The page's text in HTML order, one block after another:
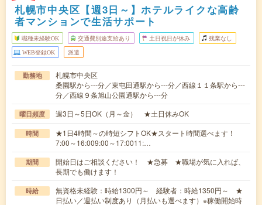
札幌市中央区【週3日～】ホテルライクな高齢
者マンションで生活サポート
職種未経験OK 交通費別途支給あり 土日祝日が休み 残業なし
WEB登録OK 派遣
勤務地
札幌市中央区
桑園駅から---分／東屯田通駅から---分／西線１１条駅から---
分／西線９条旭山公園通駅から---分
曜日頻度 週3日～5日OK（月～金） ★土日休みOK
時間
★1日4時間～の時短シフトOK★スタート時間選べます！
7:00～16:009:00～17:0011:…
期間
開始日はご相談ください！ ★急募 ★職場が気に入れば、
長期でも働けます！
時給
無資格未経験：時給1300円～ 経験者：時給1350円～ ★
日払い／週払い制度あり（月払いも選べます）※稼働開始時